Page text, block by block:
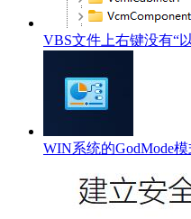
VBS文件上右键没有“
WIN系统的GodMode